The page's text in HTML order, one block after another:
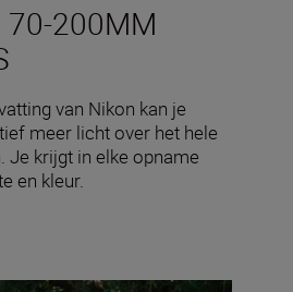
70-200MM
van Nikon kan je
meer licht over het hele
Je krijgt in elke opname
en kleur.